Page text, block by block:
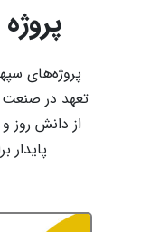
پروژه‌های
تعهد در صنعت
از دانش
پایدار